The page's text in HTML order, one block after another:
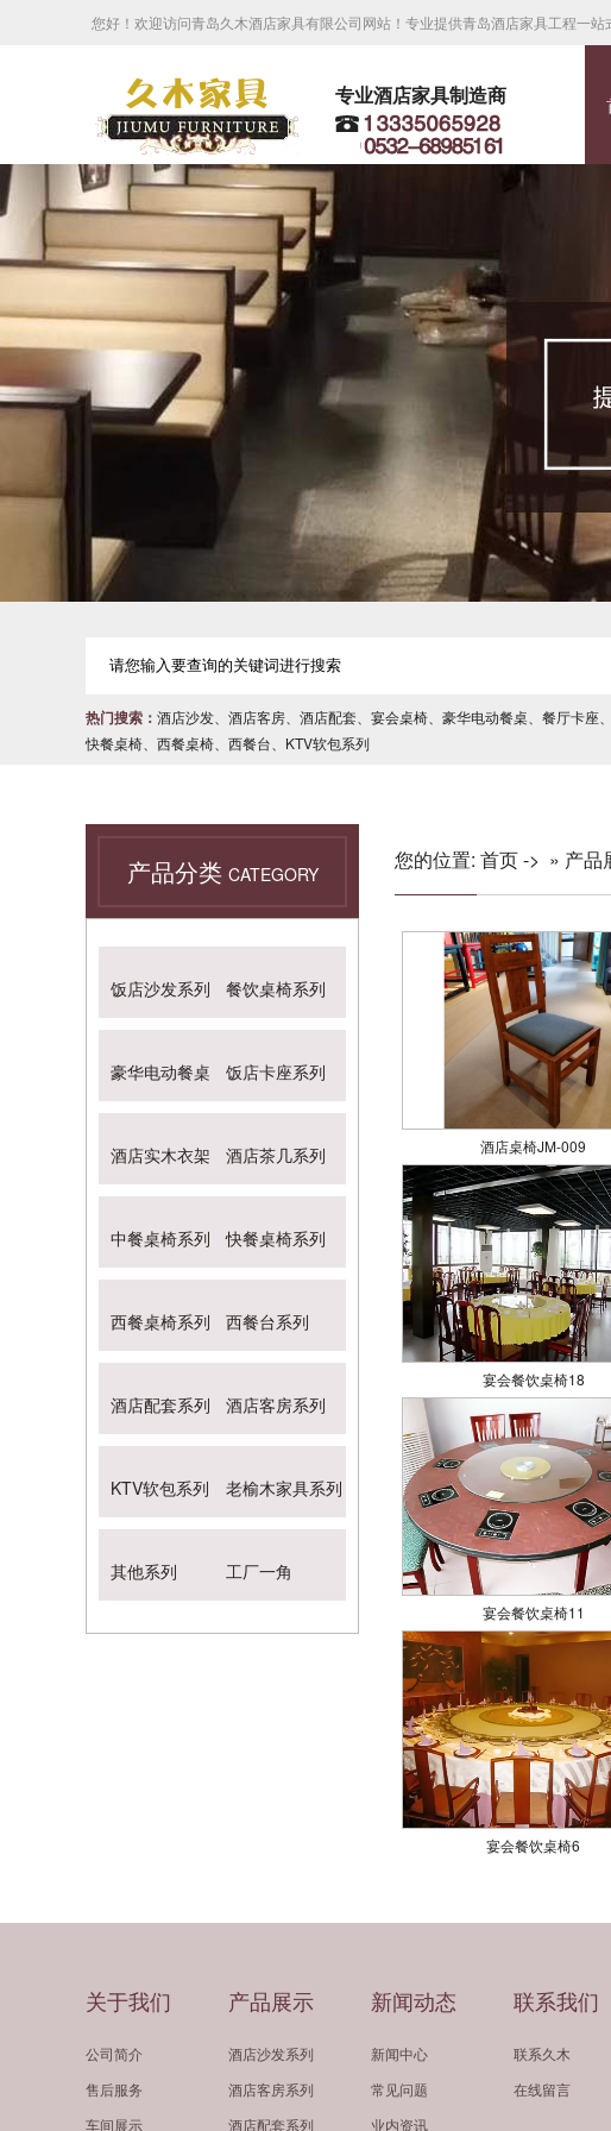
您好！欢迎访问青岛久木酒店家具有限公司网站！专业提供青岛酒店家具工程一站
专业酒店家具制造商
热门搜索： 酒店沙发 酒店客房 酒店配套 宴会桌椅 豪华电动餐桌 餐厅卡座
快餐桌椅
西餐桌椅 西餐台 KTV软包系列
产品分类 CATEGORY
饭店沙发系列 餐饮桌椅系列
豪华电动餐桌 饭店卡座系列
酒店实木衣架 酒店茶几系列
中餐桌椅系列 快餐桌椅系列
西餐桌椅系列 西餐台系列
酒店配套系列 酒店客房系列
KTV软包系列 老榆木家具系列
其他系列 工厂一角
您的位置: 首页-> » 产品
酒店桌椅JM-009
宴会餐饮桌椅18
宴会餐饮桌椅11
宴会餐饮桌椅6
关于我们
公司简介
售后服务
车间展示
产品展示
酒店沙发系列
酒店客房系列
酒店配套系列
新闻动态
新闻中心
常见问题
业内资讯
联系我们
联系久木
在线留言